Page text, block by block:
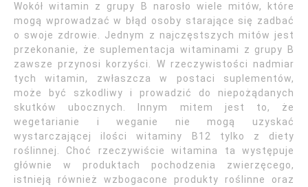
Wokół witamin z grupy B narosło wiele mitów, które
mogą wprowadzać w błąd osoby starające się zadbać
o swoje zdrowie. Jednym z najczęstszych mitów jest
przekonanie, że suplementacja witaminami z grupy B
zawsze przynosi korzyści. W rzeczywistości nadmiar
tych witamin, zwłaszcza w postaci suplementów,
może być szkodliwy i prowadzić do niepożądanych
skutków ubocznych. Innym mitem jest to, że
wegetarianie i weganie nie mogą uzyskać
wystarczającej ilości witaminy B12 tylko z diety
roślinnej. Choć rzeczywiście witamina ta występuje
głównie w produktach pochodzenia zwierzęcego,
istnieją również wzbogacone produkty roślinne oraz